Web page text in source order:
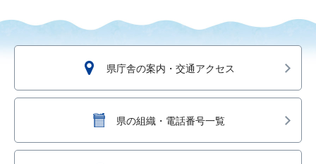
県庁舎の案内・交通アクセス
県の組織・電話番号一覧